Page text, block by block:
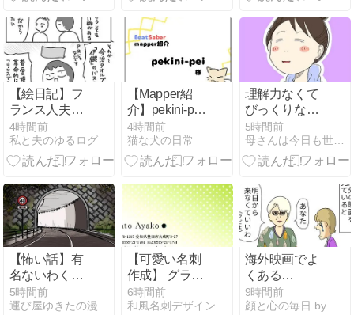
【絵日記】フ
ランス人夫が
「日本人と結
婚してよかっ
た」と感動し
「伊織」の話
4時間前
私と夫のゆるログ
【Mapper紹
介】pekini-pei
様
4時間前
猫な犬の日常
理解力なくて
びっくりなん
だけど頑張る
5時間前
母さんは今日も世話をやく
【怖い話】有
名ないわくつ
きのトンネル
を通ったら 何
5時間前
【可愛い名刺
作成】 グラデ
ーションとド
ットが可愛い
6時間前
海外映画でよ
くある
「You're
fired」日本で
9時間前
顔と心の毎日 by表こころ